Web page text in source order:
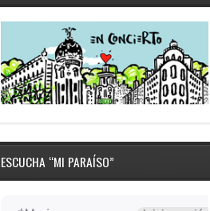
ESCUCHA “MI PARAÍSO”